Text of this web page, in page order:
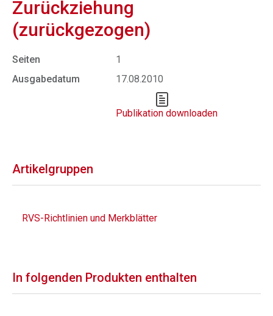
Zurückziehung
(zurückgezogen)
Seiten
1
Ausgabedatum
17.08.2010
Publikation downloaden
Artikelgruppen
RVS-Richtlinien und Merkblätter
In folgenden Produkten enthalten